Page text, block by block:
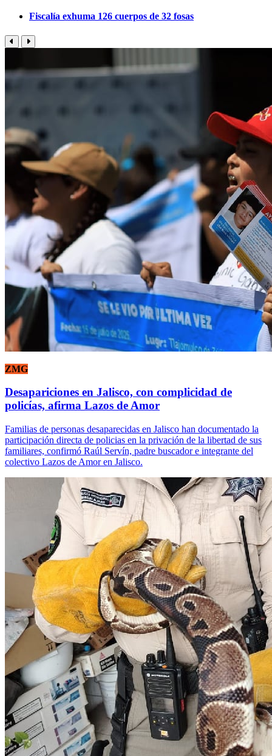
Fiscalía exhuma 126 cuerpos de 32 fosas
ZMG
Desapariciones en Jalisco, con complicidad de
policías, afirma Lazos de Amor
Familias de personas desaparecidas en Jalisco han documentado la
participación directa de policias en la privación de la libertad de sus
familiares, confirmó Raúl Servín, padre buscador e integrante del
colectivo Lazos de Amor en Jalisco.